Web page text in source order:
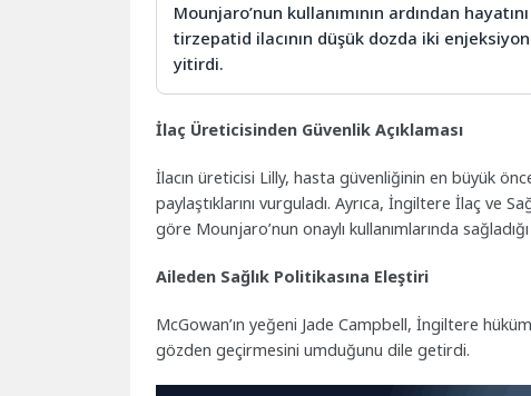
Mounjaro’nun kullanımının ardından
tirzepatid ilacının düşük dozda iki
yitirdi.
İlaç Üreticisinden Güvenlik Açıklaması
İlacın üreticisi Lilly, hasta güvenliğinin en büyük
paylaştıklarını vurguladı. Ayrıca, İngiltere İlaç ve
göre Mounjaro’nun onaylı kullanımlarında
Aileden Sağlık Politikasına Eleştiri
McGowan’ın yeğeni Jade Campbell, İngiltere
gözden geçirmesini umduğunu dile getirdi.